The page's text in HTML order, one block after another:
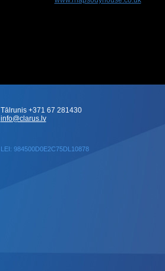
LEI: 984500D0E2C75DL10878
Tālrunis +371 67 281430
info@clarus.lv